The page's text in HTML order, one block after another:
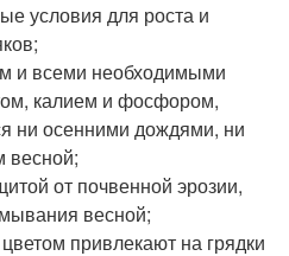
условия для роста и
и всеми необходимыми
калием и фосфором,
ни осенними дождями, ни
весной;
от почвенной эрозии,
весной;
привлекают на грядки